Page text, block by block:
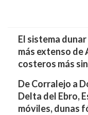
El sistema
más extenso de
costeros más
De Corralejo a
Delta del Ebro,
móviles, dunas